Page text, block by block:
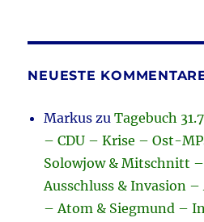
NEUESTE
Markus zuTagebuch
– CDU – Krise – Ost-
Solowjow & Mitschnitt
Ausschluss & Invasion
– Atom & Siegmund –